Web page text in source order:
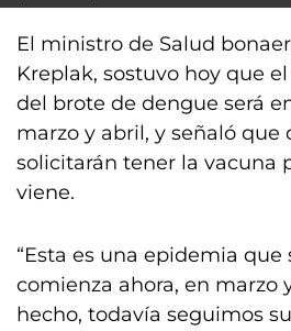
El ministro de Salud
Kreplak, sostuvo hoy que
del brote de dengue será
marzo y abril, y señaló que
solicitarán tener la vacuna
viene.
“Esta es una epidemia
comienza ahora, en marzo
hecho, todavía seguimos